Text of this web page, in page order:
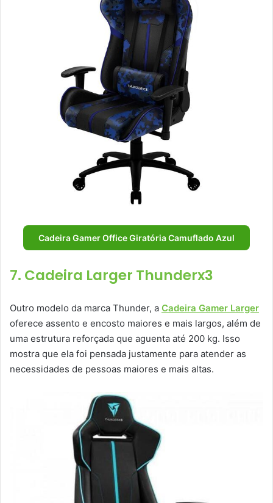
Cadeira Gamer Office Giratória Camuflado Azul
7. Cadeira Larger Thunderx3
Outro modelo da marca Thunder, a Cadeira Gamer Larger
oferece assento e encosto maiores e mais largos, além de
uma estrutura reforçada que aguenta até 200 kg. Isso
mostra que ela foi pensada justamente para atender as
necessidades de pessoas maiores e mais altas.